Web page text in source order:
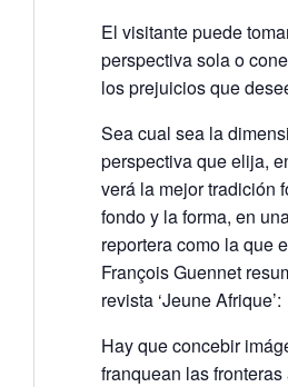
El visitante puede
perspectiva sola o
los prejuicios que
Sea cual sea la
perspectiva que elija,
verá la mejor tradición
fondo y la forma, en
reportera como la que
François Guennet
revista ‘Jeune Afrique’:
Hay que concebir
franquean las fronteras